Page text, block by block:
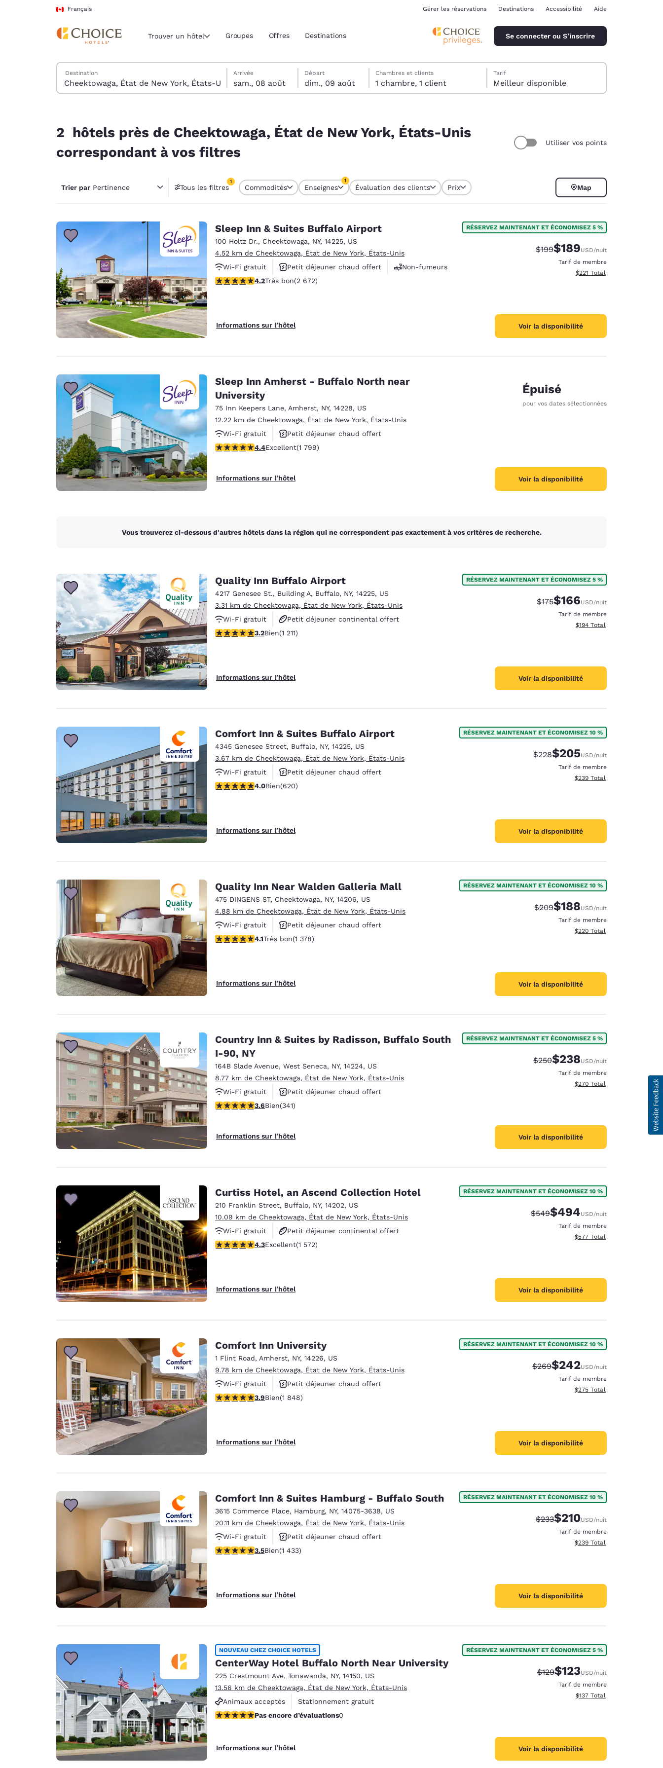
Passer à Contenu Principal
Français
Région et emplacement actuels
Amériques
United States
América Latina Latin America Canada
Canada
Français Español
Europe
Deutschland
Deutsch
Germany
English
España
Spain
English
Ireland
Asie-Pacifique
Australia India
English
Gérer les réservations Destinations Accessibilité Aide
Trouver un hôtel Groupes Offres Destinations Se connecter ou S’inscrire
Trouver des hôtels
Destination
samedi 8 août
Arrivée
sam., 08 août
dimanche 9 août
Départ
dim., 09 août
Date de départ sélectionnée au dimanche 9 août
Date d’arrivée sélectionnée au samedi 8 août
Chambres et clients
1 chambre, 1 client
Tarif
Meilleur disponible
2 hôtels près de Cheektowaga, État de New York, États-Unis
correspondant à vos filtres
Utiliser vos points
Trier par Pertinence Tous les filtres
1
1 filtre actuellement sélectionné
Commodités Enseignes
1
Évaluation des clients Prix Map
Sleep Inn & Suites Buffalo Airport
100 Holtz Dr., Cheektowaga, NY, 14225, US
4.52 km de Cheektowaga, État de New York, États-Unis
Wi-Fi gratuit
Petit déjeuner chaud offert
Non-fumeurs
4.19 étoiles. Très bon. 2672 commentaires
4.2Très bon(2 672)
Informations sur l’hôtel
RÉSERVEZ MAINTENANT ET ÉCONOMISEZ 5 %
Tarif barré :
$199Tarif réduit :
$189USD/nuit
Tarif de membre
Afficher les détails totaux
$221 Total
Voir la disponibilité
Sleep Inn Amherst - Buffalo North near
University
75 Inn Keepers Lane, Amherst, NY, 14228, US
12.22 km de Cheektowaga, État de New York, États-Unis
Wi-Fi gratuit
Petit déjeuner chaud offert
Animaux acceptés
4.38 étoiles. Excellent. 1799 commentaires
4.4Excellent(1 799)
Informations sur l’hôtel
Épuisé
pour vos dates sélectionnées
Voir la disponibilité
Vous trouverez ci-dessous d'autres hôtels dans la région qui ne correspondent pas exactement à vos critères de recherche.
Quality Inn Buffalo Airport
4217 Genesee St., Building A, Buffalo, NY, 14225, US
3.31 km de Cheektowaga, État de New York, États-Unis
Wi-Fi gratuit
Petit déjeuner continental offert
Petit déjeuner chaud offert
3.2 étoiles. Bien. 1211 commentaires
3.2Bien(1 211)
Informations sur l’hôtel
RÉSERVEZ MAINTENANT ET ÉCONOMISEZ 5 %
Tarif barré :
$175Tarif réduit :
$166USD/nuit
Tarif de membre
Afficher les détails totaux
$194 Total
Voir la disponibilité
Comfort Inn & Suites Buffalo Airport
4345 Genesee Street, Buffalo, NY, 14225, US
3.67 km de Cheektowaga, État de New York, États-Unis
Wi-Fi gratuit
Petit déjeuner chaud offert
Animaux acceptés
3.96 étoiles. Bien. 620 commentaires
4.0Bien(620)
Informations sur l’hôtel
RÉSERVEZ MAINTENANT ET ÉCONOMISEZ 10 %
Tarif barré :
$228Tarif réduit :
$205USD/nuit
Tarif de membre
Afficher les détails totaux
$239 Total
Voir la disponibilité
Quality Inn Near Walden Galleria Mall
475 DINGENS ST, Cheektowaga, NY, 14206, US
4.88 km de Cheektowaga, État de New York, États-Unis
Wi-Fi gratuit
Petit déjeuner chaud offert
Animaux acceptés
4.12 étoiles. Très bon. 1378 commentaires
4.1Très bon(1 378)
Informations sur l’hôtel
RÉSERVEZ MAINTENANT ET ÉCONOMISEZ 10 %
Tarif barré :
$209Tarif réduit :
$188USD/nuit
Tarif de membre
Afficher les détails totaux
$220 Total
Voir la disponibilité
Country Inn & Suites by Radisson, Buffalo South
I-90, NY
164B Slade Avenue, West Seneca, NY, 14224, US
8.77 km de Cheektowaga, État de New York, États-Unis
Wi-Fi gratuit
Petit déjeuner chaud offert
Animaux acceptés
3.64 étoiles. Bien. 341 commentaires
3.6Bien(341)
Informations sur l’hôtel
RÉSERVEZ MAINTENANT ET ÉCONOMISEZ 5 %
Tarif barré :
$250Tarif réduit :
$238USD/nuit
Tarif de membre
Afficher les détails totaux
$270 Total
Voir la disponibilité
Curtiss Hotel, an Ascend Collection Hotel
210 Franklin Street, Buffalo, NY, 14202, US
10.09 km de Cheektowaga, État de New York, États-Unis
Wi-Fi gratuit
Petit déjeuner continental offert
Non-fumeurs
4.32 étoiles. Excellent. 1572 commentaires
4.3Excellent(1 572)
Informations sur l’hôtel
RÉSERVEZ MAINTENANT ET ÉCONOMISEZ 10 %
Tarif barré :
$549Tarif réduit :
$494USD/nuit
Tarif de membre
Afficher les détails totaux
$577 Total
Voir la disponibilité
Comfort Inn University
1 Flint Road, Amherst, NY, 14226, US
9.78 km de Cheektowaga, État de New York, États-Unis
Wi-Fi gratuit
Petit déjeuner chaud offert
Animaux acceptés
3.88 étoiles. Bien. 1848 commentaires
3.9Bien(1 848)
Informations sur l’hôtel
RÉSERVEZ MAINTENANT ET ÉCONOMISEZ 10 %
Tarif barré :
$269Tarif réduit :
$242USD/nuit
Tarif de membre
Afficher les détails totaux
$275 Total
Voir la disponibilité
Comfort Inn & Suites Hamburg - Buffalo South
3615 Commerce Place, Hamburg, NY, 14075-3638, US
20.11 km de Cheektowaga, État de New York, États-Unis
Wi-Fi gratuit
Petit déjeuner chaud offert
Animaux acceptés
3.45 étoiles. Bien. 1433 commentaires
3.5Bien(1 433)
Informations sur l’hôtel
RÉSERVEZ MAINTENANT ET ÉCONOMISEZ 10 %
Tarif barré :
$233Tarif réduit :
$210USD/nuit
Tarif de membre
Afficher les détails totaux
$239 Total
Voir la disponibilité
NOUVEAU CHEZ CHOICE HOTELS
CenterWay Hotel Buffalo North Near University
225 Crestmount Ave, Tonawanda, NY, 14150, US
13.56 km de Cheektowaga, État de New York, États-Unis
Animaux acceptés
Stationnement gratuit
Pas encore d’évaluations
Pas encore d’évaluations0
Informations sur l’hôtel
RÉSERVEZ MAINTENANT ET ÉCONOMISEZ 5 %
Tarif barré :
$129Tarif réduit :
$123USD/nuit
Tarif de membre
Afficher les détails totaux
$137 Total
Voir la disponibilité